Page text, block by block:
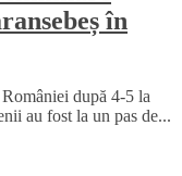
în
după 4-5 la
au fost la un pas de...